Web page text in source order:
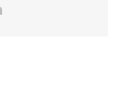
LinkedIn